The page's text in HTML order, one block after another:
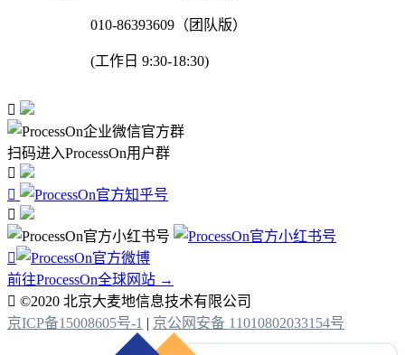
010-86393609（团队版）
(工作日 9:30-18:30)

扫码进入ProcessOn用户群




前往ProcessOn全球网站 →
 ©2020 北京大麦地信息技术有限公司
京ICP备15008605号-1 | 京公网安备 11010802033154号